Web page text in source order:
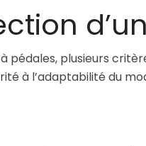
pédales, plusieurs
à l’adaptabilité du